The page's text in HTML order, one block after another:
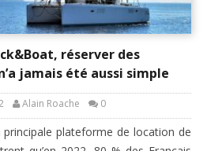
réserver des
jamais été aussi simple
Alain Roache 0
principale plateforme de location de